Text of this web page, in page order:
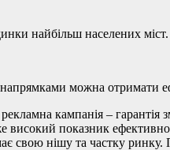
найбільш населених міст.
можна отримати
кампанія –
показник
свою нішу та частку